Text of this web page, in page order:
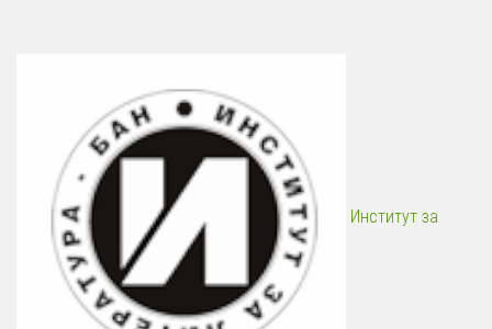
Институт за